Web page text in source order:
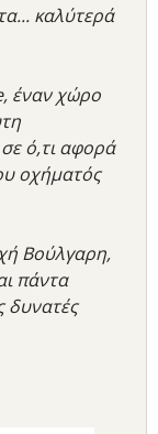
καλύτερά
έναν χώρο
σε ό,τι αφορά
οχήματός
Βούλγαρη,
πάντα
δυνατές